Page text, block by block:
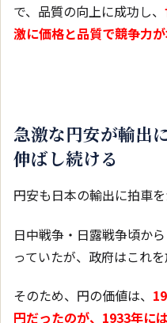
で、品質の向上に成功し、
激に価格と品質で競争力
急激な円安が輸出
伸ばし続ける
円安も日本の輸出に拍車を
日中戦争・日露戦争頃か
っていたが、政府はこれ
そのため、円の価値は、
円だったのが、1933年に